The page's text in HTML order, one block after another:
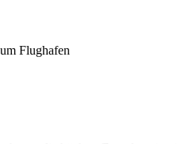
Flughafen